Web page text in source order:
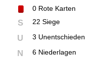
0 Rote Karten
S 22 Siege
U 3 Unentschieden
N 6 Niederlagen